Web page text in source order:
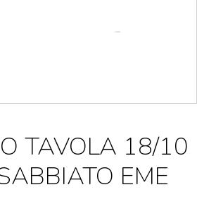
TAVOLA 18/10
EME